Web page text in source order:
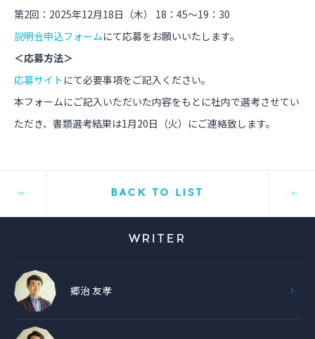
第2回：2025年12月18日（木） 18：45～19：30
説明会申込フォームにて応募をお願いいたします。
＜応募方法＞
応募サイト にて必要事項をご記入ください。
本フォームにご記入いただいた内容をもとに社内で選考させてい
ただき、書類選考結果は1月20日（火）にご連絡致します。
BACK TO LIST
WRITER
郷治 友孝